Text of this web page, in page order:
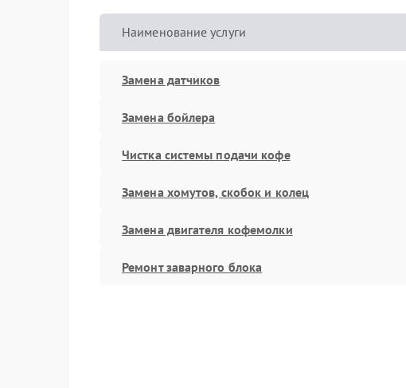
Наименование услуги
Замена датчиков
Замена бойлера
Чистка системы подачи кофе
Замена хомутов, скобок и колец
Замена двигателя кофемолки
Ремонт заварного блока